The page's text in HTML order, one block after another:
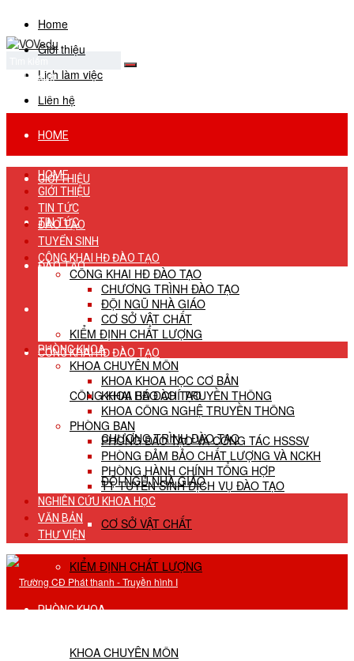
Home
Giới thiệu
Lịch làm việc
Liên hệ
No Result
View All Result
HOME
GIỚI THIỆU
TIN TỨC
ĐÀO TẠO
TUYỂN SINH
CÔNG KHAI HĐ ĐÀO TẠO
CÔNG KHAI HĐ ĐÀO TẠO
CHƯƠNG TRÌNH ĐÀO TẠO
ĐỘI NGŨ NHÀ GIÁO
CƠ SỞ VẬT CHẤT
KIỂM ĐỊNH CHẤT LƯỢNG
PHÒNG KHOA
KHOA CHUYÊN MÔN
HOME
GIỚI THIỆU
TIN TỨC
ĐÀO TẠO
TUYỂN SINH
CÔNG KHAI HĐ ĐÀO TẠO
CÔNG KHAI HĐ ĐÀO TẠO
CHƯƠNG TRÌNH ĐÀO TẠO
ĐỘI NGŨ NHÀ GIÁO
CƠ SỞ VẬT CHẤT
KIỂM ĐỊNH CHẤT LƯỢNG
PHÒNG KHOA
KHOA CHUYÊN MÔN
KHOA KHOA HỌC CƠ BẢN
KHOA BÁO CHÍ TRUYỀN THÔNG
KHOA CÔNG NGHỆ TRUYỀN THÔNG
PHÒNG BAN
PHÒNG ĐÀO TẠO VÀ CÔNG TÁC HSSSV
PHÒNG ĐẢM BẢO CHẤT LƯỢNG VÀ NCKH
PHÒNG HÀNH CHÍNH TỔNG HỢP
TT TUYỂN SINH DỊCH VỤ ĐÀO TẠO
NGHIÊN CỨU KHOA HỌC
VĂN BẢN
THƯ VIỆN